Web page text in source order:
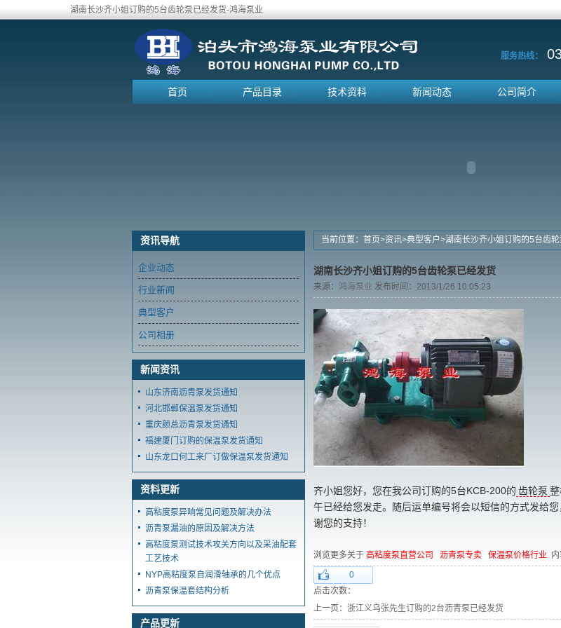
湖南长沙齐小姐订购的5台齿轮泵已经发货-鸿海泵业
服务热线：
公司简介
新闻动态
技术资料
产品目录
首页
当前位置： 首页>资讯>典型客户>湖南长沙齐小姐订购的5台齿
湖南长沙齐小姐订购的5台齿轮泵已经发货
来源： 鸿海泵业 发布时间：2013/1/26 10:05:23
齐小姐您好，您在我公司订购的5台KCB-200的 齿轮泵
午已经给您发走。随后运单编号将会以短信的方式发给
谢您的支持！
浏览更多关于 高粘度泵直营公司 沥青泵专卖 保温泵价格行业
0
点击次数：
上一页： 浙江义乌张先生订购的2台沥青泵已经发货
资讯导航
企业动态
行业新闻
典型客户
公司相册
新闻资讯
山东济南沥青泵发货通知
河北邯郸保温泵发货通知
重庆颜总沥青泵发货通知
福建厦门订购的保温泵发货通知
山东龙口何工来厂订做保温泵发货通知
资料更新
高粘度泵异响常见问题及解决办法
沥青泵漏油的原因及解决方法
高粘度泵测试技术攻关方向以及采油配套
工艺技术
NYP高粘度泵自润滑轴承的几个优点
沥青泵保温套结构分析
产品更新